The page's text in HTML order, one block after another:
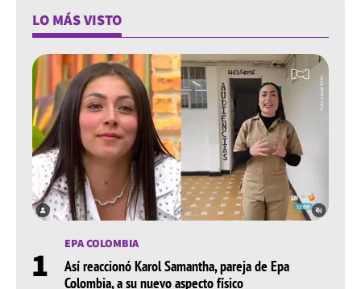
LO MÁS VISTO
1 EPA COLOMBIA
Así reaccionó Karol Samantha, pareja de Epa
Colombia, a su nuevo aspecto físico